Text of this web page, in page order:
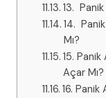
13.
14.
Mı?
15.
Açar Mı?
16. Panik